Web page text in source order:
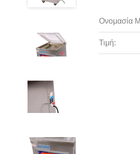
Ονομασία
Τιμή: